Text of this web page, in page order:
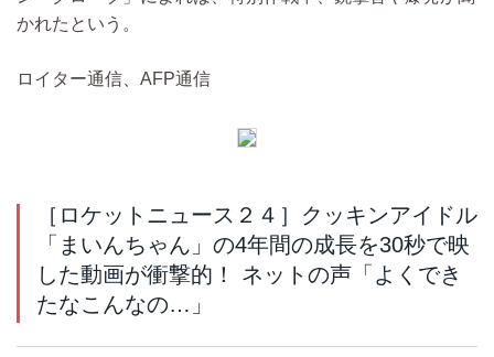
かれたという。
ロイター通信、AFP通信
［ロケットニュース２４］クッキンアイドル
「まいんちゃん」の4年間の成長を30秒で映
した動画が衝撃的！ ネットの声「よくでき
たなこんなの…」